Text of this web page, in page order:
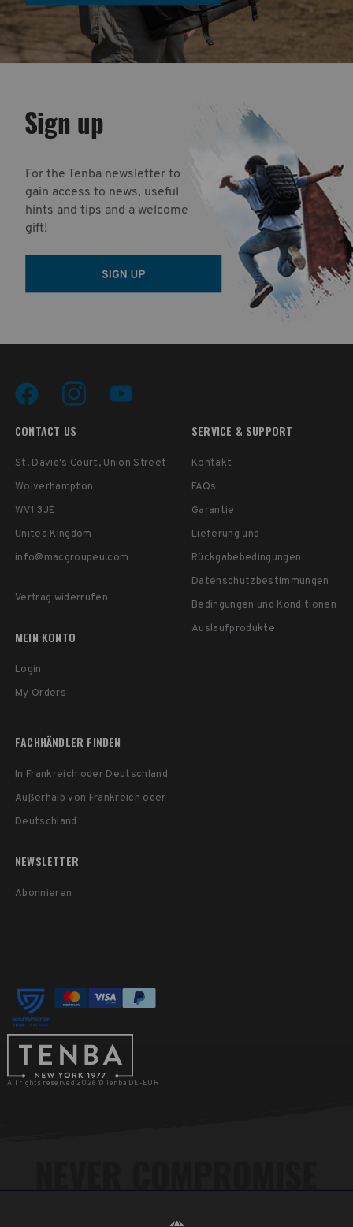
For the Tenba newsletter to
gain access to news, useful
hints and tips and a welcome
gift!
Sign up
CONTACT US
St. David's Court, Union Street
Wolverhampton
WV1 3JE
United Kingdom
info@macgroupeu.com
Vertrag widerrufen
SERVICE & SUPPORT
Kontakt
FAQs
Garantie
Lieferung und
Rückgabebedingungen
Datenschutzbestimmungen
Bedingungen und Konditionen
Auslaufprodukte
MEIN KONTO
Login
My Orders
FACHHÄNDLER FINDEN
In Frankreich oder Deutschland
Außerhalb von Frankreich oder
Deutschland
NEWSLETTER
Abonnieren
All rights reserved 2026 © Tenba DE-EUR